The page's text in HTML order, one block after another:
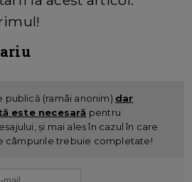
publică (ramâi anonim) dar
este necesară pentru
și mai ales în cazul în care
câmpurile trebuie completate!